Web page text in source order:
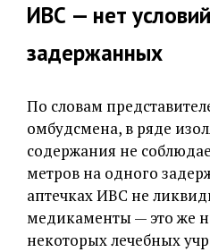
ИВС — нет
задержанных
По словам
омбудсмена, в ряде
содержания не
метров на одного
аптечках ИВС не
медикаменты — это же
некоторых лечебных